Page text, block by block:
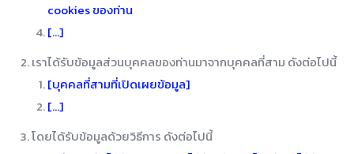
cookies ของท่าน
[…]
เราได้รับข้อมูลส่วนบุคคลของท่านมาจากบุคคลที่สาม ดังต่อไปนี้
[บุคคลที่สามที่เปิดเผยข้อมูล]
[…]
โดยได้รับข้อมูลด้วยวิธีการ ดังต่อไปนี้